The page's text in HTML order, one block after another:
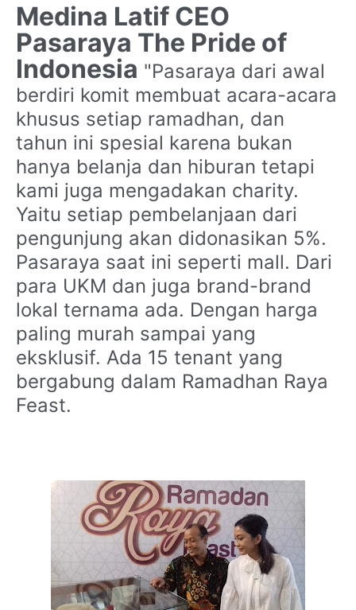
Medina Latif CEO
Pasaraya The Pride of
Indonesia "Pasaraya dari awal
berdiri komit membuat acara-acara
khusus setiap ramadhan, dan
tahun ini spesial karena bukan
hanya belanja dan hiburan tetapi
kami juga mengadakan charity.
Yaitu setiap pembelanjaan dari
pengunjung akan didonasikan 5%.
Pasaraya saat ini seperti mall. Dari
para UKM dan juga brand-brand
lokal ternama ada. Dengan harga
paling murah sampai yang
eksklusif. Ada 15 tenant yang
bergabung dalam Ramadhan Raya
Feast.